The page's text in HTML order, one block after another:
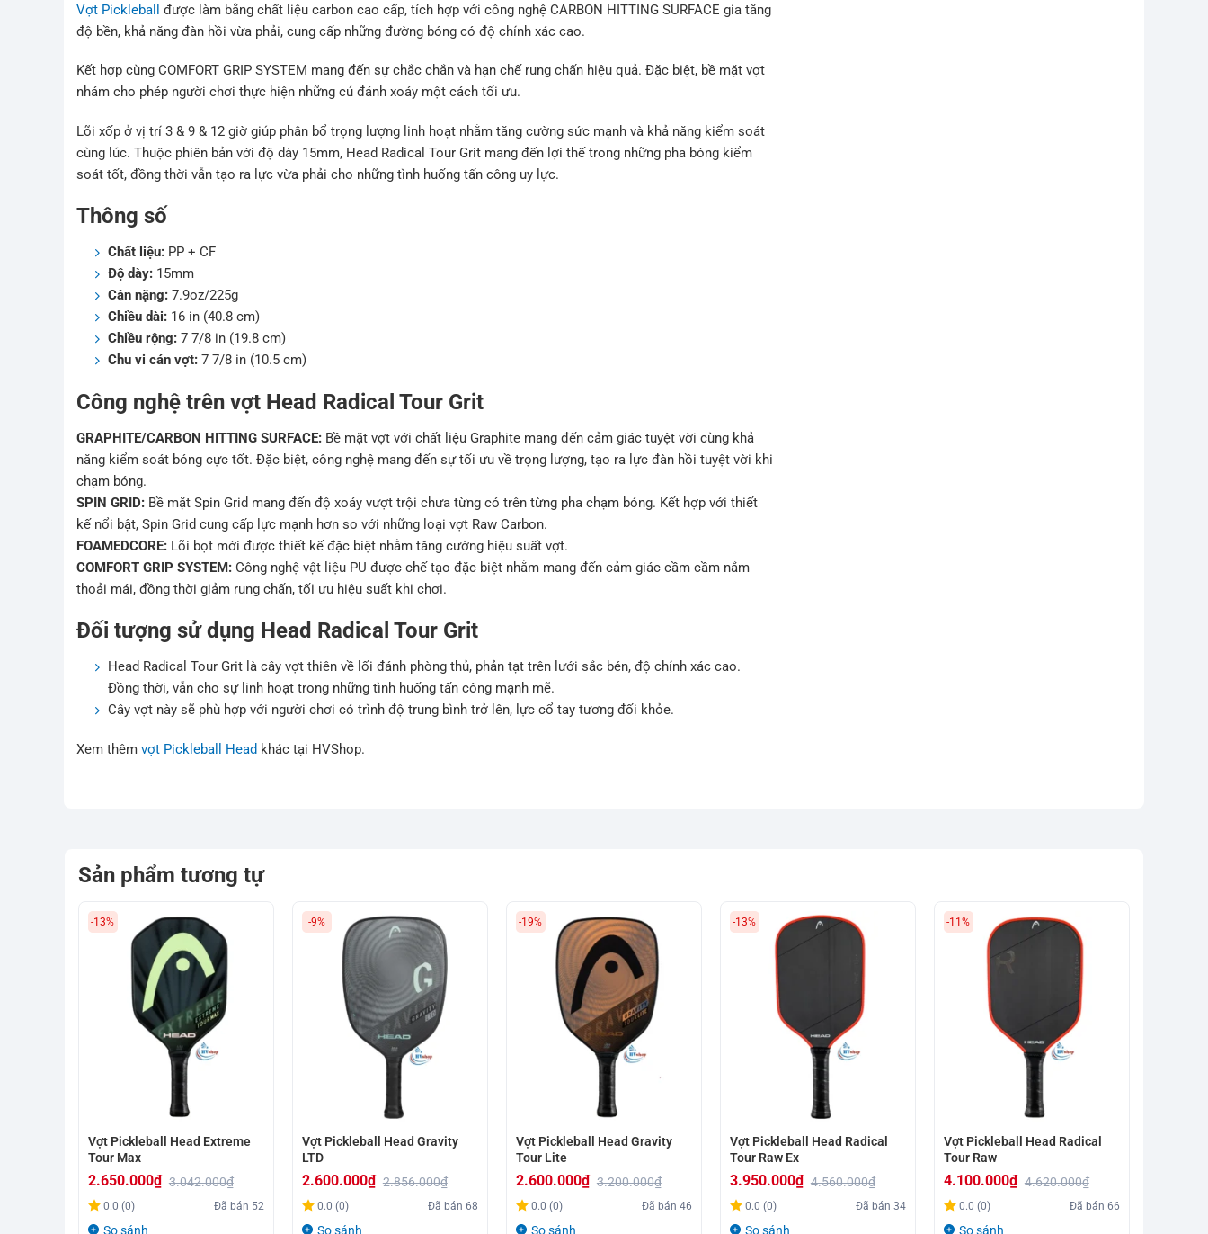
Vợt Pickleball
được làm bằng chất liệu carbon cao cấp, tích hợp với công nghệ CARBON HITTING SURFACE gia tăng
độ bền, khả năng đàn hồi vừa phải, cung cấp những đường bóng có độ chính xác cao.
Kết hợp cùng COMFORT GRIP SYSTEM mang đến sự chắc chắn và hạn chế rung chấn hiệu quả. Đặc biệt, bề mặt vợt
nhám cho phép người chơi thực hiện những cú đánh xoáy một cách tối ưu.
Lõi xốp ở vị trí 3 & 9 & 12 giờ giúp phân bổ trọng lượng linh hoạt nhằm tăng cường sức mạnh và khả năng kiểm soát
cùng lúc. Thuộc phiên bản với độ dày 15mm, Head Radical Tour Grit mang đến lợi thế trong những pha bóng kiểm
soát tốt, đồng thời vẫn tạo ra lực vừa phải cho những tình huống tấn công uy lực.
Thông số
Chất liệu: PP + CF
Độ dày: 15mm
Cân nặng: 7.9oz/225g
Chiều dài: 16 in (40.8 cm)
Chiều rộng: 7 7/8 in (19.8 cm)
Chu vi cán vợt: 7 7/8 in (10.5 cm)
Công nghệ trên vợt Head Radical Tour Grit
GRAPHITE/CARBON HITTING SURFACE: Bề mặt vợt với chất liệu Graphite mang đến cảm giác tuyệt vời cùng khả
năng kiểm soát bóng cực tốt. Đặc biệt, công nghệ mang đến sự tối ưu về trọng lượng, tạo ra lực đàn hồi tuyệt vời khi
chạm bóng.
SPIN GRID: Bề mặt Spin Grid mang đến độ xoáy vượt trội chưa từng có trên từng pha chạm bóng. Kết hợp với thiết
kế nổi bật, Spin Grid cung cấp lực mạnh hơn so với những loại vợt Raw Carbon.
FOAMEDCORE: Lõi bọt mới được thiết kế đặc biệt nhằm tăng cường hiệu suất vợt.
COMFORT GRIP SYSTEM: Công nghệ vật liệu PU được chế tạo đặc biệt nhằm mang đến cảm giác cầm cầm nắm
thoải mái, đồng thời giảm rung chấn, tối ưu hiệu suất khi chơi.
Đối tượng sử dụng Head Radical Tour Grit
Head Radical Tour Grit là cây vợt thiên về lối đánh phòng thủ, phản tạt trên lưới sắc bén, độ chính xác cao.
Đồng thời, vẫn cho sự linh hoạt trong những tình huống tấn công mạnh mẽ.
Cây vợt này sẽ phù hợp với người chơi có trình độ trung bình trở lên, lực cổ tay tương đối khỏe.
Xem thêmvợt Pickleball Head khác tại HVShop.
Sản phẩm tương tự
-13%
Vợt Pickleball Head Extreme
Tour Max
3.042.000₫
Giá
gốc
2.650.000₫
Giá
hiện
0.0 (0) Đã bán 52
So sánh
-9%
Vợt Pickleball Head Gravity
LTD
2.856.000₫
Giá
gốc
2.600.000₫
Giá
hiện
0.0 (0) Đã bán68
So sánh
-19%
Vợt Pickleball Head Gravity
Tour Lite
3.200.000₫
Giá
gốc
2.600.000₫
Giá
hiện
0.0 (0) Đã bán46
So sánh
-13%
Vợt Pickleball Head Radical
Tour Raw Ex
4.560.000₫
Giá
gốc
3.950.000₫
Giá
hiện
0.0 (0) Đã bán34
So sánh
-11%
Vợt Pickleball Head Radical
Tour Raw
4.620.000₫
Giá
gốc
4.100.000₫
Giá
hiện
0.0 (0) Đã bán66
So sánh